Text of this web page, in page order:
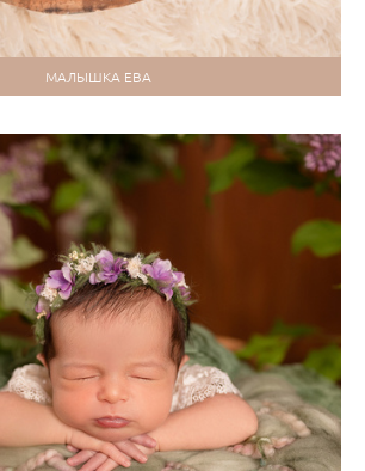
МАЛЫШКА ЕВА